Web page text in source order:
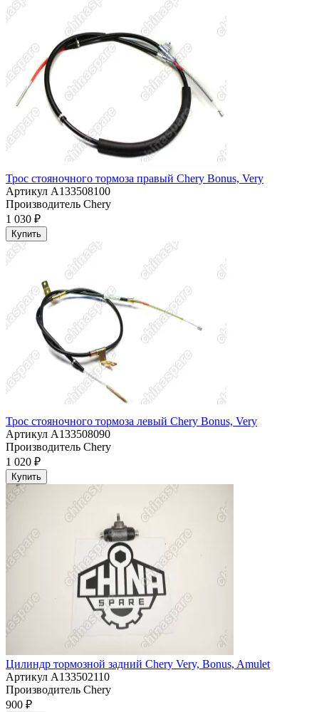
Трос стояночного тормоза правый Chery Bonus, Very
Артикул A133508100
Производитель Chery
1 030 ₽
Купить
Трос стояночного тормоза левый Chery Bonus, Very
Артикул A133508090
Производитель Chery
1 020 ₽
Купить
Цилиндр тормозной задний Chery Very, Bonus, Amulet
Артикул A133502110
Производитель Chery
900 ₽